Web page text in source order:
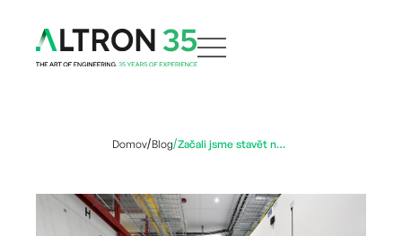
Domov Blog Začali jsme stavět nové datové centrum pro Seznam.cz, hotové bude do konce roku